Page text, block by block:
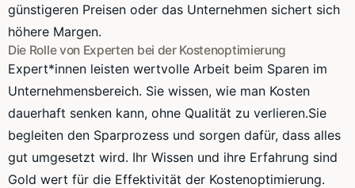
günstigeren Preisen oder das Unternehmen sichert sich
höhere Margen.
Die Rolle von Experten bei der Kostenoptimierung
Expert*innen leisten wertvolle Arbeit beim Sparen im
Unternehmensbereich. Sie wissen, wie man Kosten
dauerhaft senken kann, ohne Qualität zu verlieren.Sie
begleiten den Sparprozess und sorgen dafür, dass alles
gut umgesetzt wird. Ihr Wissen und ihre Erfahrung sind
Gold wert für die Effektivität der Kostenoptimierung.